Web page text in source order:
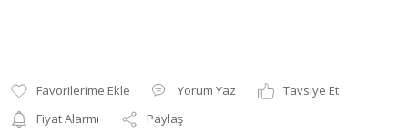
Yorum Yaz
Tavsiye Et
Fiyat Alarmı
Paylaş